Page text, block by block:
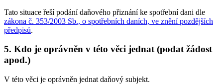
Tato situace řeší podání daňového přiznání ke spotřební dani dle
zákona č. 353/2003 Sb., o spotřebních daních, ve znění pozdějších
předpisů.
5. Kdo je oprávněn v této věci jednat (podat žádost
apod.)
V této věci je oprávněn jednat daňový subjekt.